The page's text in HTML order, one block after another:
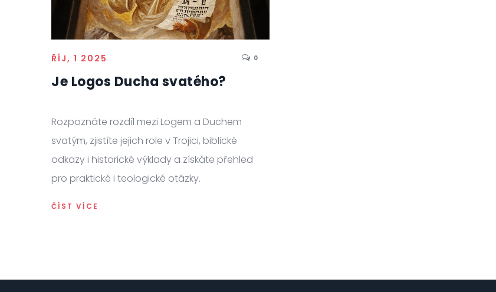
ŘÍJ, 1 2025 0
Je Logos Ducha svatého?
Rozpoznáte rozdíl mezi Logem a Duchem
svatým, zjistíte jejich role v Trojici, biblické
odkazy i historické výklady a získáte přehled
pro praktické i teologické otázky.
ČÍST VÍCE